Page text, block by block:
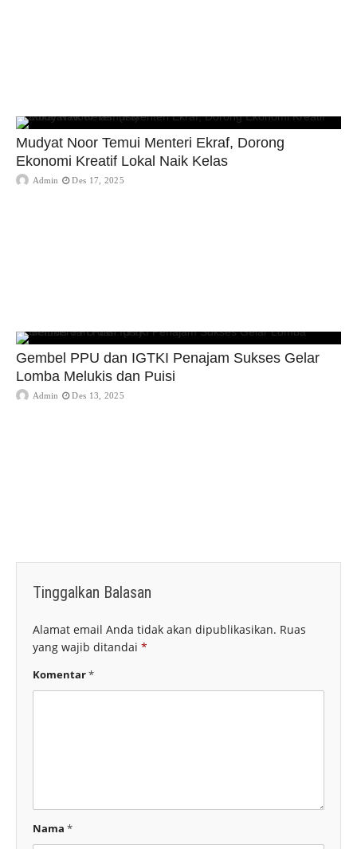
Mudyat Noor Temui Menteri Ekraf, Dorong
Ekonomi Kreatif Lokal Naik Kelas
Admin Des 17, 2025
Gembel PPU dan IGTKI Penajam Sukses Gelar
Lomba Melukis dan Puisi
Admin Des 13, 2025
Tinggalkan Balasan
Alamat email Anda tidak akan dipublikasikan. Ruas
yang wajib ditandai *
Komentar*
Nama *